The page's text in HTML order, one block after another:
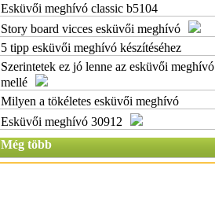
Esküvői meghívó classic b5104
Story board vicces esküvői meghívó
5 tipp esküvői meghívó készítéséhez
Szerintetek ez jó lenne az esküvői meghívó
mellé
Milyen a tökéletes esküvői meghívó
Esküvői meghívó 30912
Még több